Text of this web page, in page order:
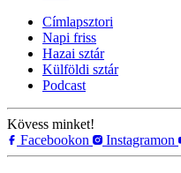
Címlapsztori
Napi friss
Hazai sztár
Külföldi sztár
Podcast
Kövess minket!
Facebookon
Instagramon